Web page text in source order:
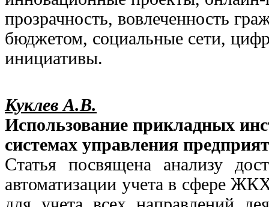
прозрачность, вовлеченность
бюджетом, социальные сети,
инициативы.
Куклев А.В.
Использование прикладных
системах управления
Статья посвящена анализу
автоматизации учета в сфере